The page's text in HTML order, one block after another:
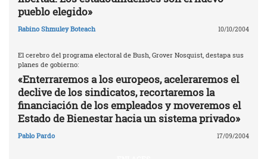
pueblo elegido»
Rabino Shmuley Boteach 10/10/2004
El cerebro del programa electoral de Bush, Grover Nosquist, destapa sus
planes de gobierno:
«Enterraremos a los europeos, aceleraremos el
declive de los sindicatos, recortaremos la
financiación de los empleados y moveremos el
Estado de Bienestar hacia un sistema privado»
Pablo Pardo 17/09/2004